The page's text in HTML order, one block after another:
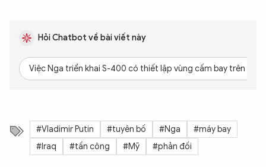
Hỏi Chatbot về bài viết này
Việc Nga triển khai S-400 có thiết lập vùng cấm bay trên bầu
#Vladimir Putin #tuyên bố #Nga
#máy bay
#Iraq
#tấn công #Mỹ #phản đối
XIN CHÀO,
TÔI LÀ CHATBOT CỦA